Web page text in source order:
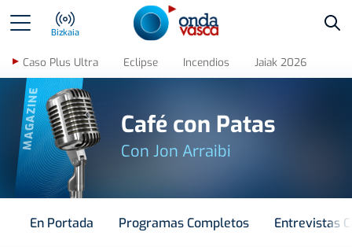
Bizkaia
Caso Plus Ultra Eclipse Incendios Jaiak 2026
MAGAZINE Café con Patas
Con Jon Arraibi
En Portada Programas Completos Entrevistas